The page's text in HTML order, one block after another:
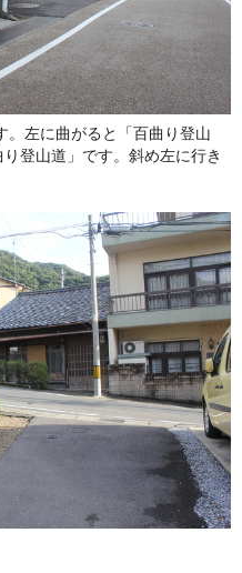
。左に曲がると「百曲り登山
登山道」です。斜め左に行き